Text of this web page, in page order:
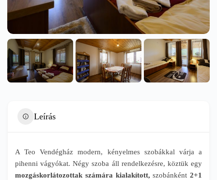
Leírás
A Teo Vendégház modern, kényelmes szobákkal várja a
pihenni vágyókat. Négy szoba áll rendelkezésre, köztük egy
mozgáskorlátozottak számára kialakított, szobánként 2+1